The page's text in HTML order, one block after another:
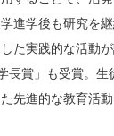
進学後も研究を
た実践的な活動
長賞」も受賞。生
先進的な教育活動